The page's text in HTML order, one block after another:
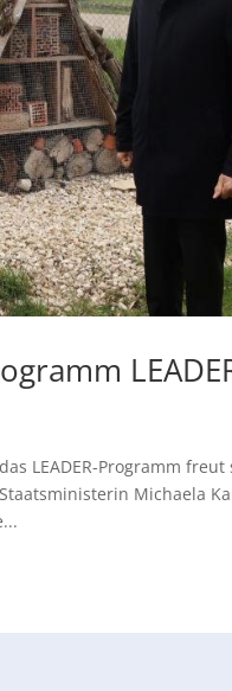
LEADER-Programm freut
Michaela